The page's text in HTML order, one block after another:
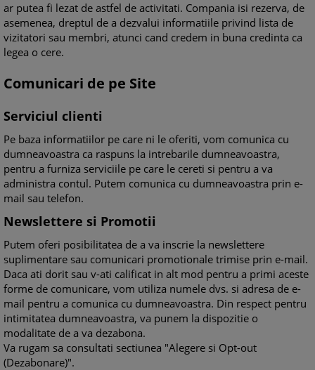
ar putea fi lezat de astfel de activitati. Compania isi rezerva, de
asemenea, dreptul de a dezvalui informatiile privind lista de
vizitatori sau membri, atunci cand credem in buna credinta ca
legea o cere.
Comunicari de pe Site
Serviciul clienti
Pe baza informatiilor pe care ni le oferiti, vom comunica cu
dumneavoastra ca raspuns la intrebarile dumneavoastra,
pentru a furniza serviciile pe care le cereti si pentru a va
administra contul. Putem comunica cu dumneavoastra prin e-
mail sau telefon.
Newslettere si Promotii
Putem oferi posibilitatea de a va inscrie la newslettere
suplimentare sau comunicari promotionale trimise prin e-mail.
Daca ati dorit sau v-ati calificat in alt mod pentru a primi aceste
forme de comunicare, vom utiliza numele dvs. si adresa de e-
mail pentru a comunica cu dumneavoastra. Din respect pentru
intimitatea dumneavoastra, va punem la dispozitie o
modalitate de a va dezabona.
Va rugam sa consultati sectiunea "Alegere si Opt-out
(Dezabonare)".